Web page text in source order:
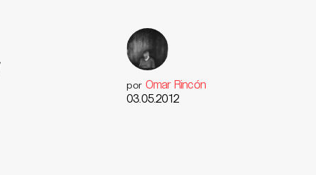
por Omar Rincón
03.05.2012